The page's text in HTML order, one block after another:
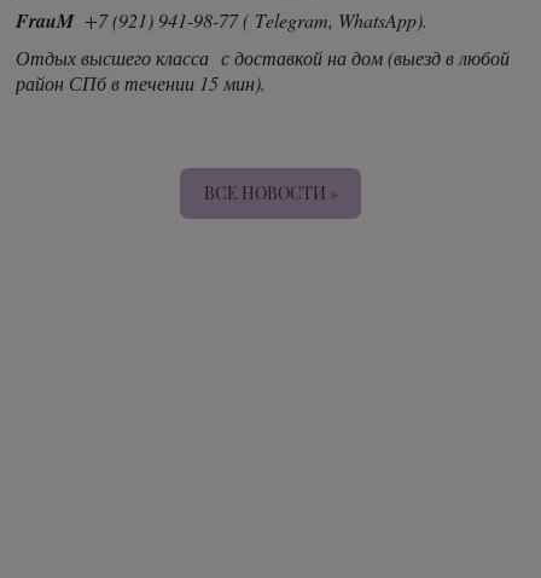
FrauM+7 (921) 941-98-77 ( Telegram, WhatsApp).
Отдых высшего класса с доставкой на дом (выезд в любой
район СПб в течении 15 мин).
ВСЕ НОВОСТИ »